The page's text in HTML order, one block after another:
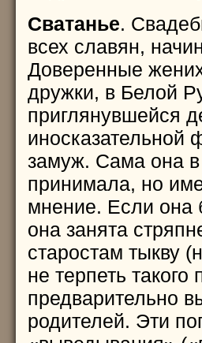
Cватанье.
всех славян,
Доверенные
дружки, в Белой
приглянувшейся
иносказательной
замуж. Сама она в
принимала, но
мнение. Если она
она занята
старостам тыкву
не терпеть
предварительно
родителей. Эти